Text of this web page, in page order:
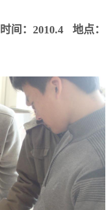
时间： 2010.4 地点：